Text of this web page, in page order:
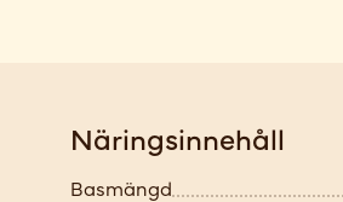
Näringsinnehåll
Basmängd